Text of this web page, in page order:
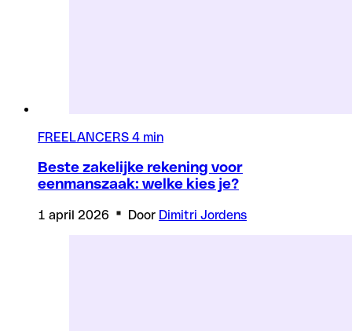
FREELANCERS 4 min
Beste zakelijke rekening voor
eenmanszaak: welke kies je?
1 april 2026 Door Dimitri Jordens